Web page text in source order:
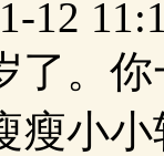
12
了。
瘦小